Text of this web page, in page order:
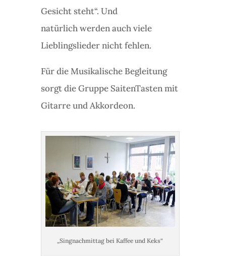
Gesicht steht“. Und
natürlich werden auch viele
Lieblingslieder nicht fehlen.
Für die Musikalische Begleitung
sorgt die Gruppe SaitenTasten mit
Gitarre und Akkordeon.
„Singnachmittag bei Kaffee und Keks“